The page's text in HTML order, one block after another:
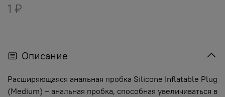
1 ₽
Описание
Расширяющаяся анальная пробка Silicone Inflatable Plug
(Medium) – анальная пробка, способная увеличиваться в